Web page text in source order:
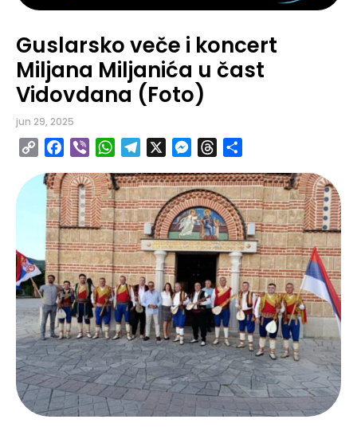
Guslarsko veče i koncert
Miljana Miljanića u čast
Vidovdana (Foto)
jun 29, 2025
Copy Facebook
Viber WhatsApp
TelegramMessenger
Threads